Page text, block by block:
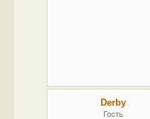
Derby
Гость